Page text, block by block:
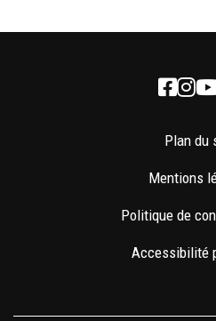
Plan du
Mentions
Politique de
Accessibilité